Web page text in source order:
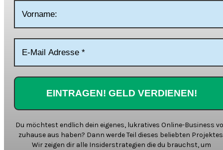
Du möchtest endlich dein eigenes, lukratives Online-Business
zuhause aus haben? Dann werde Teil dieses beliebten
Wir zeigen dir alle Insiderstrategien die du brauchst, um